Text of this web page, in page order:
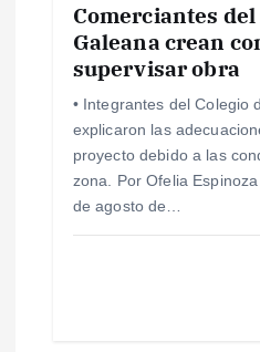
Comerciantes
Galeana crean
supervisar obra
• Integrantes del Colegio
explicaron las
proyecto debido a las
zona. Por Ofelia
de agosto de…